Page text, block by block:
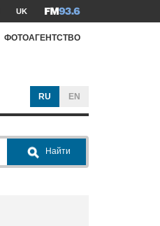
UK
ФОТОАГЕНТСТВО
RU EN
Найти